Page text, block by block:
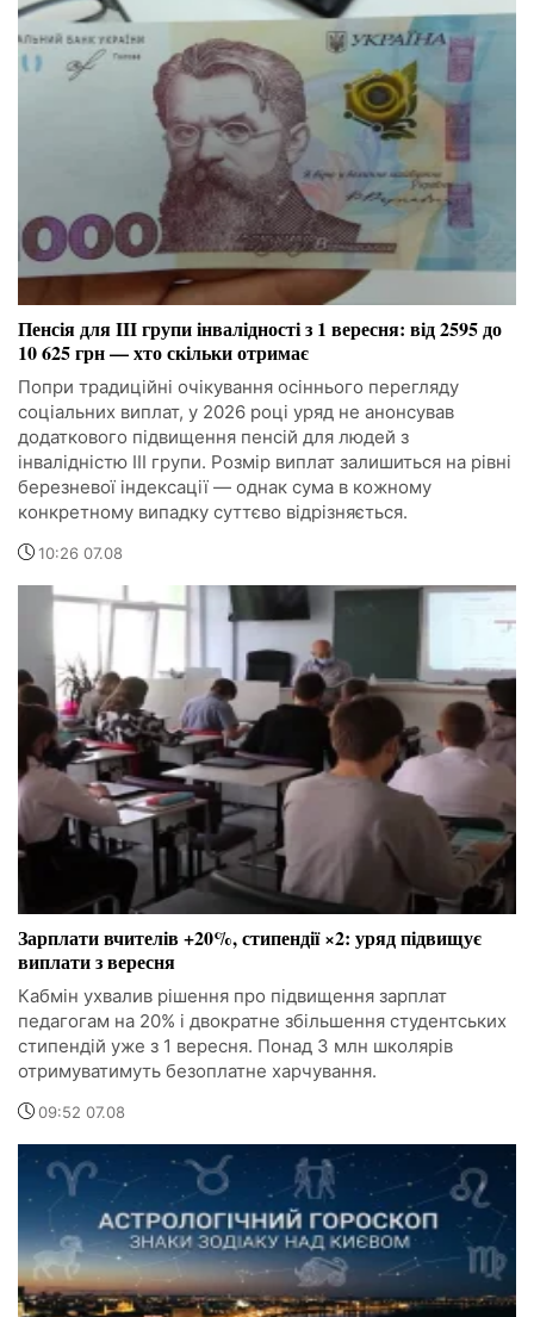
Пенсія для III групи інвалідності з 1 вересня: від 2595 до
10 625 грн — хто скільки отримає
Попри традиційні очікування осіннього перегляду
соціальних виплат, у 2026 році уряд не анонсував
додаткового підвищення пенсій для людей з
інвалідністю III групи. Розмір виплат залишиться на рівні
березневої індексації — однак сума в кожному
конкретному випадку суттєво відрізняється.
10:26 07.08
Зарплати вчителів +20%, стипендії ×2: уряд підвищує
виплати з вересня
Кабмін ухвалив рішення про підвищення зарплат
педагогам на 20% і двократне збільшення студентських
стипендій уже з 1 вересня. Понад 3 млн школярів
отримуватимуть безоплатне харчування.
09:52 07.08